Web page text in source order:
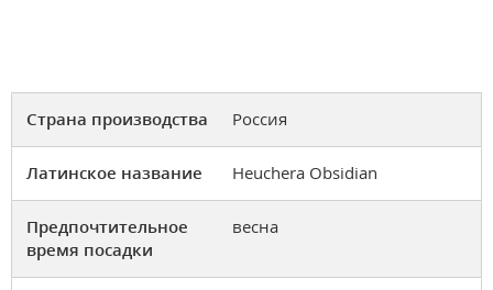
Страна производства Россия
Латинское название Heuchera Obsidian
Предпочтительное
время посадки
весна